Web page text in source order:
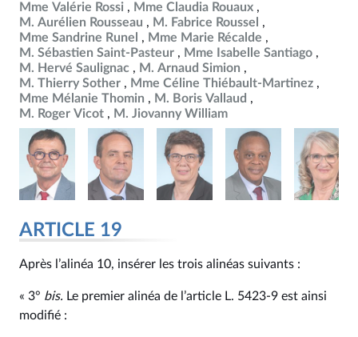
Mme Valérie Rossi
Mme Claudia Rouaux
M. Aurélien Rousseau
M. Fabrice Roussel
Mme Sandrine Runel
Mme Marie Récalde
M. Sébastien Saint-Pasteur
Mme Isabelle Santiago
M. Hervé Saulignac
M. Arnaud Simion
M. Thierry Sother
Mme Céline Thiébault-Martinez
Mme Mélanie Thomin
M. Boris Vallaud
M. Roger Vicot
M. Jiovanny William
ARTICLE 19
Après l’alinéa 10, insérer les trois alinéas suivants :
« 3° bis. Le premier alinéa de l’article L. 5423‑9 est ainsi
modifié :